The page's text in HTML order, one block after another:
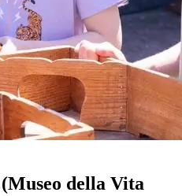
della Vita